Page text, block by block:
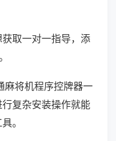
取一对一指导，添
麻将机程序控牌器一
复杂安装操作就能
。